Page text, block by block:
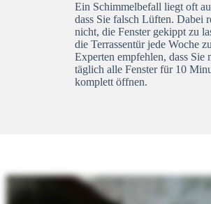
Ein Schimmelbefall liegt oft
dass Sie falsch Lüften. Dabei
nicht, die Fenster gekippt zu
die Terrassentür jede Woche
Experten empfehlen, dass Sie
täglich alle Fenster für 10
komplett öffnen.